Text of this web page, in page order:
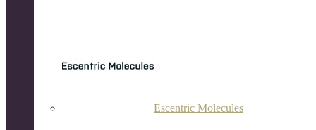
Escentric Molecules